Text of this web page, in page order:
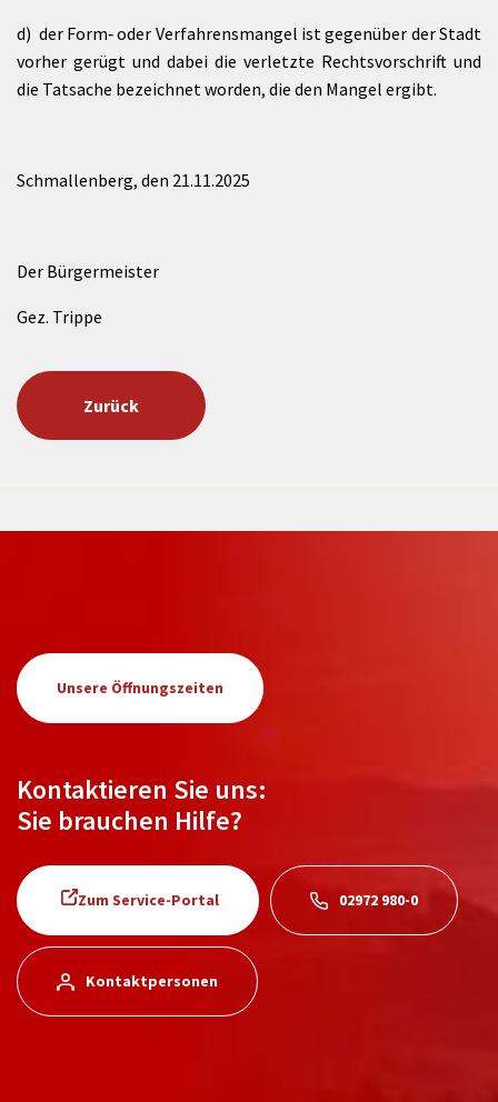
d) der Form‑ oder Verfahrensmangel ist gegenüber der Stadt
vorher gerügt und dabei die verletzte Rechtsvorschrift und
die Tatsache bezeichnet worden, die den Mangel ergibt.
Schmallenberg, den 21.11.2025
Der Bürgermeister
Gez. Trippe
Zurück
Unsere Öffnungszeiten
Kontaktieren Sie uns:
Sie brauchen Hilfe?
Zum Service-Portal 02972 980-0
Kontaktpersonen